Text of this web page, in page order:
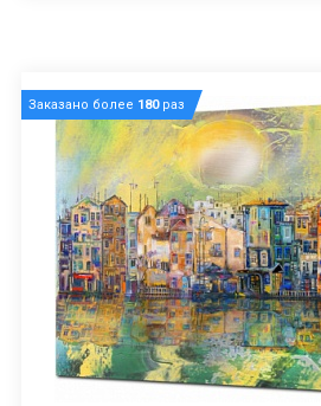
Заказано более 180раз